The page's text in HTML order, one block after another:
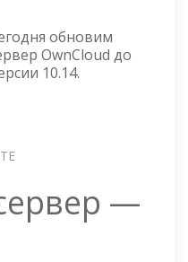
ОБНОВЛЕНИЕ
ДО
ВЕРСИИ
обновим
OwnCloud до
10.14.
—